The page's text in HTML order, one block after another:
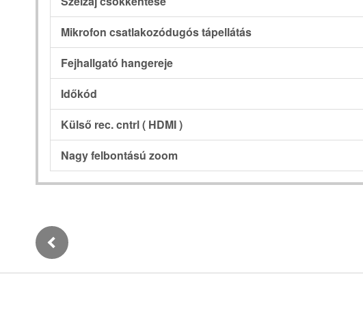
Mikrofon csatlakozódugós tápellátás
Fejhallgató hangereje
Időkód
Külső rec. cntrl ( HDMI )
Nagy felbontású zoom